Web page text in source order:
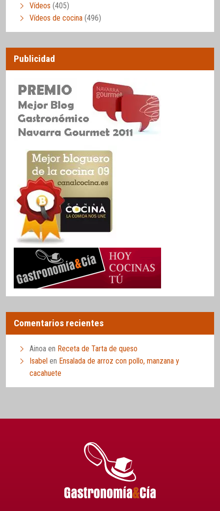
Vídeos (405)
Vídeos de cocina (496)
Publicidad
Comentarios recientes
Ainoa en Receta de Tarta de queso
Isabel en Ensalada de arroz con pollo, manzana y
cacahuete